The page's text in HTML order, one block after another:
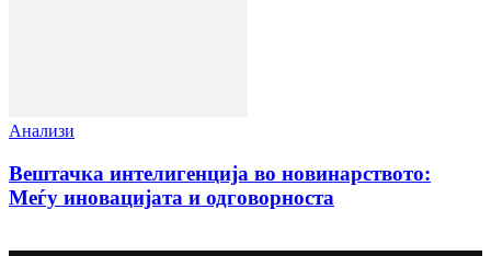
Анализи
Вештачка интелигенција во новинарството:
Меѓу иновацијата и одговорноста